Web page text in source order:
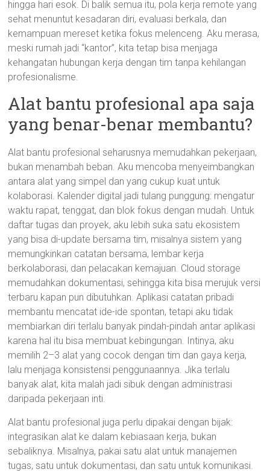
hingga hari esok. Di balik semua itu, pola kerja remote yang
sehat menuntut kesadaran diri, evaluasi berkala, dan
kemampuan mereset ketika fokus melenceng. Aku merasa,
meski rumah jadi “kantor”, kita tetap bisa menjaga
kehangatan hubungan kerja dengan tim tanpa kehilangan
profesionalisme.
Alat bantu profesional apa saja
yang benar-benar membantu?
Alat bantu profesional seharusnya memudahkan pekerjaan,
bukan menambah beban. Aku mencoba menyeimbangkan
antara alat yang simpel dan yang cukup kuat untuk
kolaborasi. Kalender digital jadi tulang punggung: mengatur
waktu rapat, tenggat, dan blok fokus dengan mudah. Untuk
daftar tugas dan proyek, aku lebih suka satu ekosistem
yang bisa di-update bersama tim, misalnya sistem yang
memungkinkan catatan bersama, lembar kerja
berkolaborasi, dan pelacakan kemajuan. Cloud storage
memudahkan dokumentasi, sehingga kita bisa merujuk versi
terbaru kapan pun dibutuhkan. Aplikasi catatan pribadi
membantu mencatat ide-ide spontan, tetapi aku tidak
membiarkan diri terlalu banyak pindah-pindah antar aplikasi
karena hal itu bisa membuat kebingungan. Intinya, aku
memilih 2–3 alat yang cocok dengan tim dan gaya kerja,
lalu menjaga konsistensi penggunaannya. Jika terlalu
banyak alat, kita malah jadi sibuk dengan administrasi
daripada pekerjaan inti.
Alat bantu profesional juga perlu dipakai dengan bijak:
integrasikan alat ke dalam kebiasaan kerja, bukan
sebaliknya. Misalnya, pakai satu alat untuk manajemen
tugas, satu untuk dokumentasi, dan satu untuk komunikasi.